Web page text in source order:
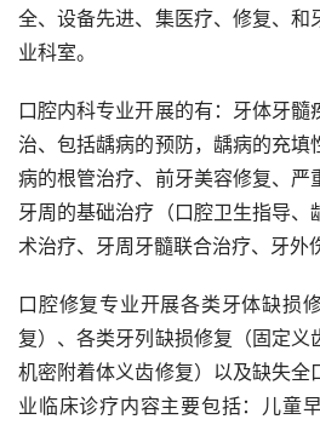
全、设备先进、集医疗、修复、和
业科室。
口腔内科专业开展的有：牙体牙
治、包括龋病的预防，龋病的充填
病的根管治疗、前牙美容修复、严
牙周的基础治疗（口腔卫生指导
术治疗、牙周牙髓联合治疗、牙外
口腔修复专业开展各类牙体缺损
复）、各类牙列缺损修复（固定义
机密附着体义齿修复）以及缺失全
业临床诊疗内容主要包括：儿童